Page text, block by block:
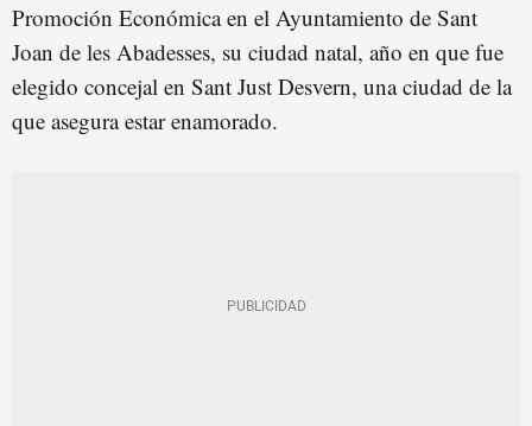
Promoción Económica en el Ayuntamiento de Sant
Joan de les Abadesses, su ciudad natal, año en que fue
elegido concejal en Sant Just Desvern, una ciudad de la
que asegura estar enamorado.